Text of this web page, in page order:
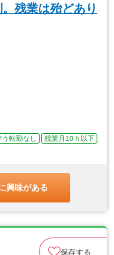
残業は殆どあり
う転勤なし
残業月10ｈ以下
興味がある
保存する